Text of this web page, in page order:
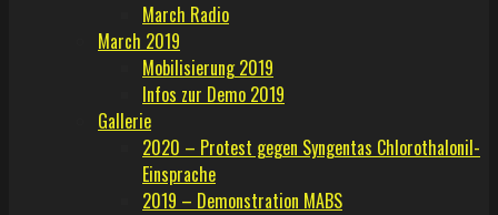
March Radio
March 2019
Mobilisierung 2019
Infos zur Demo 2019
Gallerie
2020 – Protest gegen Syngentas Chlorothalonil-
Einsprache
2019 – Demonstration MABS